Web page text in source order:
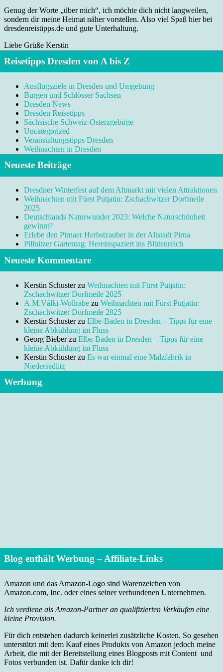
Genug der Worte „über mich“, ich möchte dich nicht langweilen,
sondern dir meine Heimat näher vorstellen. Also viel Spaß hier bei
dresdenreistipps.de und gute Unterhaltung.
Liebe Grüße Kerstin
Reisetipps Dresden von A bis Z
Ausflugsziele in Dresden und Umgebung
Burgen und Schlösser Sachsen
Dresden News
Dresden Reisetipps
Sächsische Schweiz-Osterzgebirge
Uncategorized
Veranstaltungstipps Dresden
Weihnachten in Dresden
Neueste Beiträge
Dresdner Winterfest auf dem Altmarkt mit vielen Attraktionen
Weihnachten mit Fürst Putjatin: Zschachwitzer Dorfmeile
2025
Deutschlands Naturwunder 2023: Welche Naturschönheit
gewinnt?
Erlebe den Pirnaer Herbstzauber in der Altstadt Pirna
Pillnitzer Gartentag: Hereinspaziert ins Blütenreich
Neueste Kommentare
Kerstin Schusterzu Weihnachten mit Fürst Putjatin:
Zschachwitzer Dorfmeile 2025
A.M.Válki-Wollrabe zu Weihnachten mit Fürst Putjatin:
Zschachwitzer Dorfmeile 2025
Kerstin Schusterzu Elbe-Baden in Dresden – Tipps für eine
kleine Abkühlung im Fluss
Georg Bieberzu Elbe-Baden in Dresden – Tipps für eine
kleine Abkühlung im Fluss
Kerstin Schusterzu Es war einmal eine Malzfabrik in
Niedersedlitz
Werbung
Blog enthält Werbung – Affiliate-Links
Amazon und das Amazon-Logo sind Warenzeichen von
Amazon.com, Inc. oder eines seiner verbundenen Unternehmen.
Ich verdiene als Amazon-Partner an qualifizierten Verkäufen eine
kleine Provision.
Für dich entstehen dadurch keinerlei zusätzliche Kosten. So gesehen
unterstützt mit dem Kauf eines Produkts von Amazon jedoch meine
Arbeit, die mit der Bereitstellung eines Blogposts mit Content und
Fotos verbunden ist. Dafür danke ich dir!